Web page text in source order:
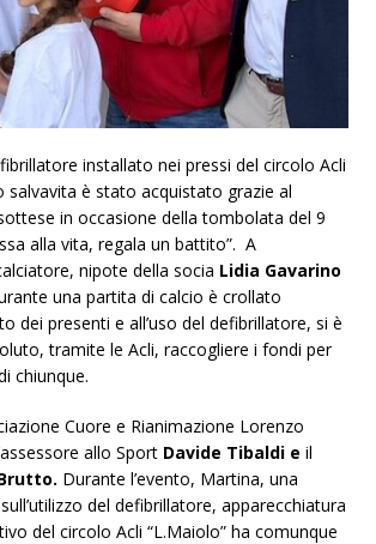
installato nei pressi del circolo Acli
salvavita è stato acquistato grazie al
in occasione della tombolata del 9
alla vita, regala un battito”. A
nipote della socia Lidia Gavarino
una partita di calcio è crollato
dei presenti e all’uso del defibrillatore, si è
tramite le Acli, raccogliere i fondi per
chiunque.
Cuore e Rianimazione Lorenzo
allo Sport Davide Tibaldi e il
Durante l’evento, Martina, una
del defibrillatore, apparecchiatura
del circolo Acli “L.Maiolo” ha comunque